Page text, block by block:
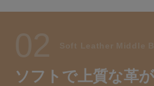
ソフトで上質な革